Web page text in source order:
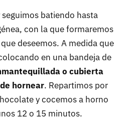
batiendo hasta
con la que formaremos
deseemos. A medida que
en una bandeja de
o cubierta
hornear. Repartimos por
y cocemos a horno
12 o 15 minutos.